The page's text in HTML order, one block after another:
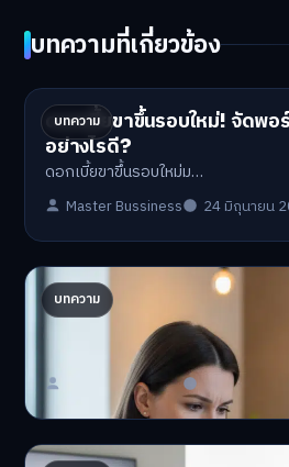
บทความที่เกี่ยวข้อง
บทความ
ดอกเบี้ยขาขึ้นรอบใหม่! จัดพ
อย่างไรดี?
ดอกเบี้ยขาขึ้นรอบใหม่ม…
Master Bussiness 24 มิถุนายน
บทความ
ปรับพอร์ตรับ ‘เงินดิจิทัล 2.0’
ให้พัง
'เงินดิจิทัล 2.0' มาแล…
Master Bussiness 23 มิถุนายน